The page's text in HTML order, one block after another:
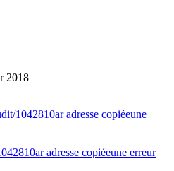
2018
1042810aradresse copiéeune
adresse copiéeune erreur